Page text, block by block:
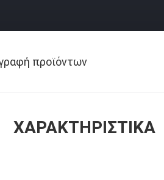
προϊόντων
ΧΑΡΑΚΤΗΡΙΣΤΙΚΆ